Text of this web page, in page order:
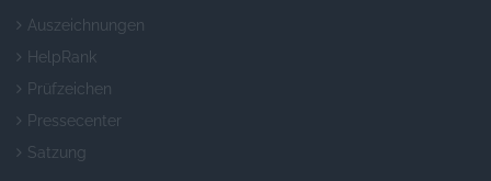
Auszeichnungen
HelpRank
Prüfzeichen
Pressecenter
Satzung